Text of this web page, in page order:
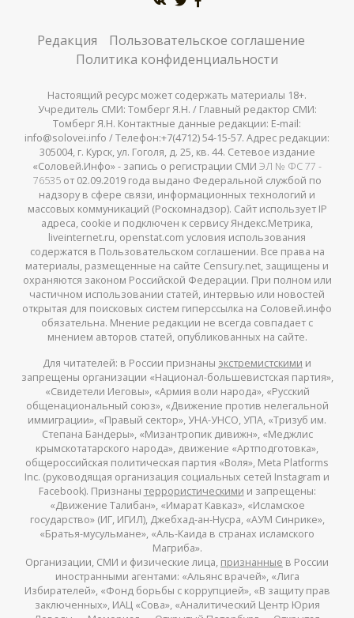
Редакция
Пользовательское соглашение
Политика конфиденциальности
Настоящий ресурс может содержать материалы 18+.
Учредитель СМИ: Томберг Я.Н. / Главный редактор СМИ:
Томберг Я.Н. Контактные данные редакции: E-mail:
info@solovei.info / Телефон:+7(4712) 54-15-57. Адрес редакции:
305004, г. Курск, ул. Гоголя, д. 25, кв. 44. Сетевое издание
«Соловей.Инфо» - запись о регистрации СМИ ЭЛ № ФС 77 -
76535от 02.09.2019 года выдано Федеральной службой по
надзору в сфере связи, информационных технологий и
массовых коммуникаций (Роскомнадзор). Сайт использует IP
адреса, cookie и подключен к сервису Яндекс.Метрика,
liveinternet.ru, openstat.com условия использования
содержатся в Пользовательском соглашении. Все права на
материалы, размещенные на сайте Censury.net, защищены и
охраняются законом Российской Федерации. При полном или
частичном использовании статей, интервью или новостей
открытая для поисковых систем гиперссылка на Соловей.инфо
обязательна. Мнение редакции не всегда совпадает с
мнением авторов статей, опубликованных на сайте.
Для читателей: в России признаны экстремистскими и
запрещены организации «Национал-большевистская партия»,
«Свидетели Иеговы», «Армия воли народа», «Русский
общенациональный союз», «Движение против нелегальной
иммиграции», «Правый сектор», УНА-УНСО, УПА, «Тризуб им.
Степана Бандеры», «Мизантропик дивижн», «Меджлис
крымскотатарского народа», движение «Артподготовка»,
общероссийская политическая партия «Воля», Meta Platforms
Inc. (руководящая организация социальных сетей Instagram и
Facebook). Признаны террористическими и запрещены:
«Движение Талибан», «Имарат Кавказ», «Исламское
государство» (ИГ, ИГИЛ), Джебхад-ан-Нусра, «АУМ Синрике»,
«Братья-мусульмане», «Аль-Каида в странах исламского
Магриба».
Организации, СМИ и физические лица, признанные в России
иностранными агентами: «Альянс врачей», «Лига
Избирателей», «Фонд борьбы с коррупцией», «В защиту прав
заключенных», ИАЦ «Сова», «Аналитический Центр Юрия